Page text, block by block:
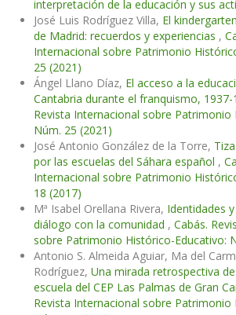
interpretación de la educación y sus
José Luis Rodríguez Villa, El
de Madrid: recuerdos y experiencias ,
Internacional sobre Patrimonio
25 (2021)
Ángel Llano Díaz, El acceso a la
Cantabria durante el franquismo, 1937-
Revista Internacional sobre Patrimonio
Núm. 25 (2021)
José Antonio González de la Torre,
por las escuelas del Sáhara español ,
Internacional sobre Patrimonio
18 (2017)
Mª Isabel Orellana Rivera, Identidades
diálogo con la comunidad , Cabás.
sobre Patrimonio Histórico-Educativo:
Antonio S. Almeida Aguiar, Ma del
Rodríguez, Una mirada retrospectiva
escuela del CEP Las Palmas de Gran
Revista Internacional sobre Patrimonio